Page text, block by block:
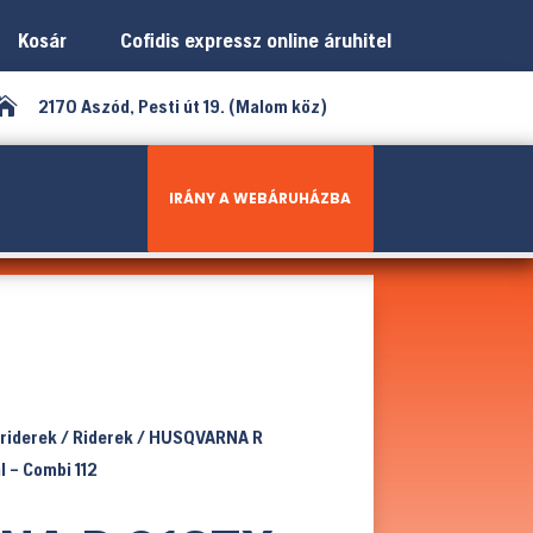
Kosár Cofidis expressz online áruhitel
2170 Aszód, Pesti út 19. (Malom köz)
IRÁNY A WEBÁRUHÁZBA
/ Riderek/ HUSQVARNA R
Combi 112